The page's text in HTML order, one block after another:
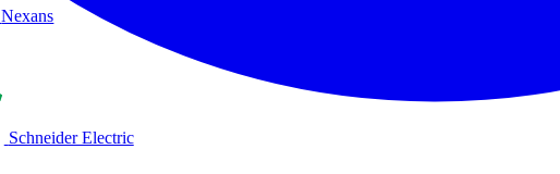
Nexans
Schneider Electric